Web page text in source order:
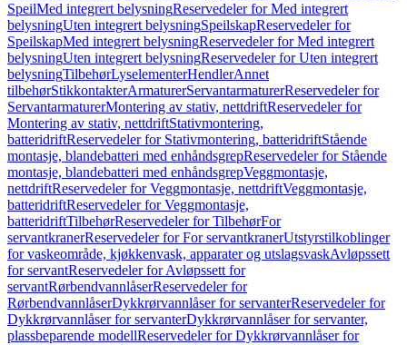
SpeilMed integrert belysningReservedeler for Med integrert
belysningUten integrert belysningSpeilskapReservedeler for
SpeilskapMed integrert belysningReservedeler for Med integrert
belysningUten integrert belysningReservedeler for Uten integrert
belysningTilbehørLyselementerHendlerAnnet
tilbehørStikkontakterArmaturerServantarmaturerReservedeler for
ServantarmaturerMontering av stativ, nettdriftReservedeler for
Montering av stativ, nettdriftStativmontering,
batteridriftReservedeler for Stativmontering, batteridriftStående
montasje, blandebatteri med enhåndsgrepReservedeler for Stående
montasje, blandebatteri med enhåndsgrepVeggmontasje,
nettdriftReservedeler for Veggmontasje, nettdriftVeggmontasje,
batteridriftReservedeler for Veggmontasje,
batteridriftTilbehørReservedeler for TilbehørFor
servantkranerReservedeler for For servantkranerUtstyrstilkoblinger
for vaskeområde, kjøkkenvask, apparater og utslagsvaskAvløpssett
for servantReservedeler for Avløpssett for
servantRørbendvannlåserReservedeler for
RørbendvannlåserDykkrørvannlåser for servanterReservedeler for
Dykkrørvannlåser for servanterDykkrørvannlåser for servanter,
plassbeparende modellReservedeler for Dykkrørvannlåser for